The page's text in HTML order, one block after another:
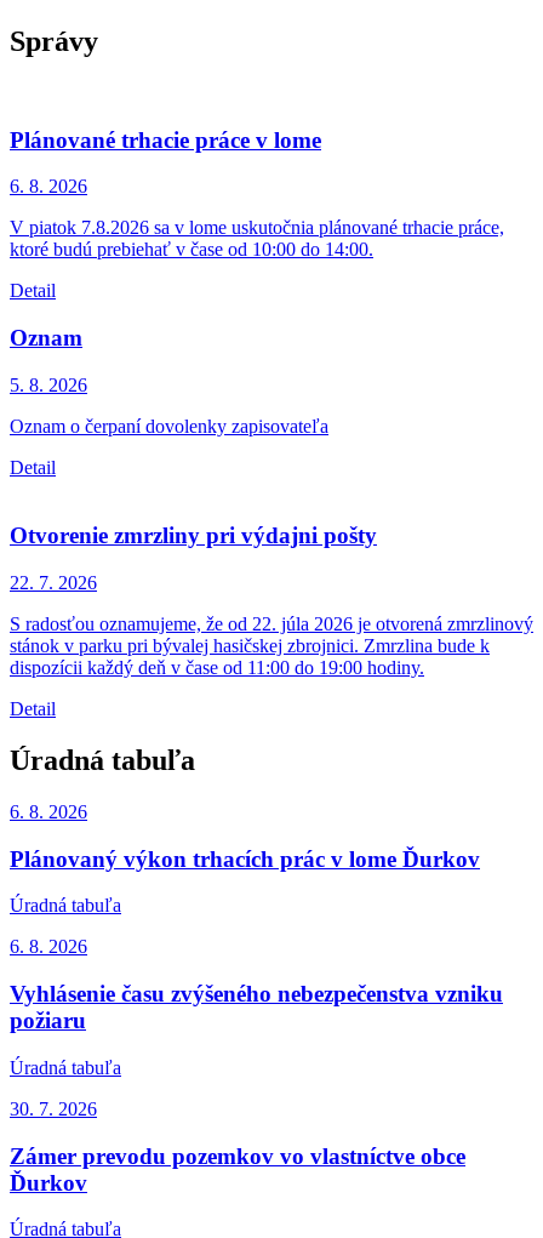
Správy
Plánované trhacie práce v lome
6. 8. 2026
V piatok 7.8.2026 sa v lome uskutočnia plánované trhacie práce,
ktoré budú prebiehať v čase od 10:00 do 14:00.
Detail
Oznam
5. 8. 2026
Oznam o čerpaní dovolenky zapisovateľa
Detail
Otvorenie zmrzliny pri výdajni pošty
22. 7. 2026
S radosťou oznamujeme, že od 22. júla 2026 je otvorená zmrzlinový
stánok v parku pri bývalej hasičskej zbrojnici. Zmrzlina bude k
dispozícii každý deň v čase od 11:00 do 19:00 hodiny.
Detail
Úradná tabuľa
6. 8. 2026
Plánovaný výkon trhacích prác v lome Ďurkov
Úradná tabuľa
6. 8. 2026
Vyhlásenie času zvýšeného nebezpečenstva vzniku
požiaru
Úradná tabuľa
30. 7. 2026
Zámer prevodu pozemkov vo vlastníctve obce
Ďurkov
Úradná tabuľa